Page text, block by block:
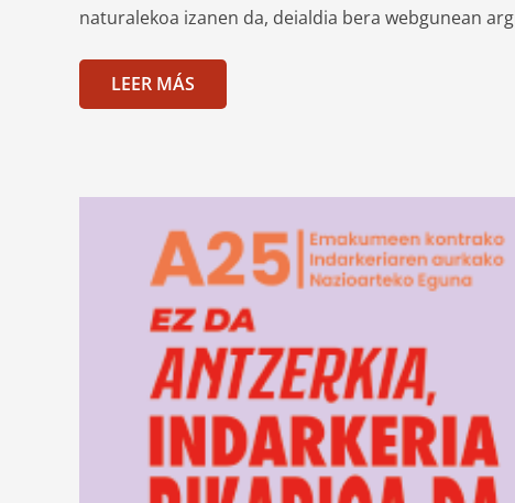
naturalekoa izanen da, deialdia bera webgunean
LEER MÁS